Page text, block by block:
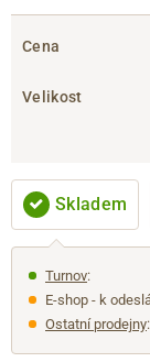
Cena
Velikost
Skladem
Turnov:
E-shop - k
Ostatní prodejny: